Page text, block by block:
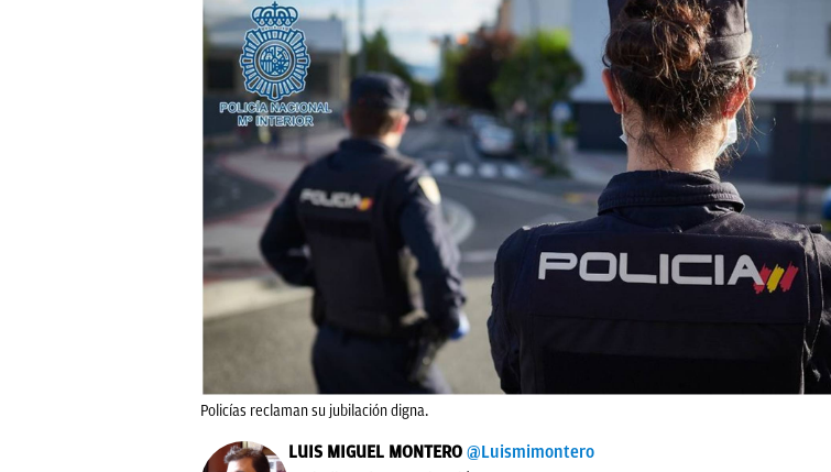
Policías reclaman su jubilación digna.
LUIS MIGUEL MONTERO @Luismimontero